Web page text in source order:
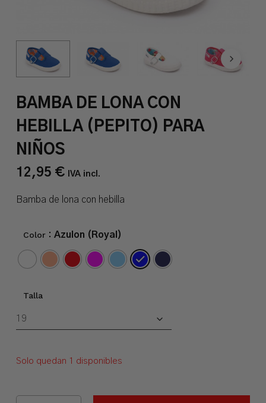
BAMBA DE LONA CON
HEBILLA (PEPITO) PARA
NIÑOS
12,95 € IVA incl.
Bamba de lona con hebilla
Color : Azulon (Royal)
Talla
Solo quedan 1 disponibles